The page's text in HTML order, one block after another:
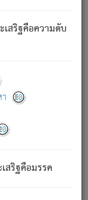
สริฐคือความดับ
สริฐคือมรรค
ามแล้ว ก้าวล่วง
ยนแปลงอีกต่อ
ที่โคนต้นโพธิ์